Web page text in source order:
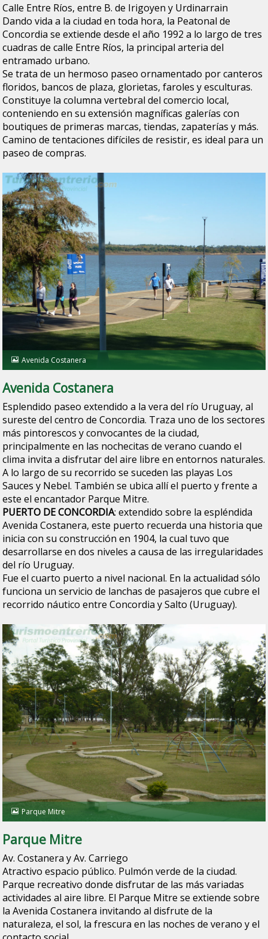
Calle Entre Ríos, entre B. de Irigoyen y Urdinarrain
Dando vida a la ciudad en toda hora, la Peatonal de
Concordia se extiende desde el año 1992 a lo largo de tres
cuadras de calle Entre Ríos, la principal arteria del
entramado urbano.
Se trata de un hermoso paseo ornamentado por canteros
floridos, bancos de plaza, glorietas, faroles y esculturas.
Constituye la columna vertebral del comercio local,
conteniendo en su extensión magníficas galerías con
boutiques de primeras marcas, tiendas, zapaterías y más.
Camino de tentaciones difíciles de resistir, es ideal para un
paseo de compras.
Avenida Costanera
Avenida Costanera
Esplendido paseo extendido a la vera del río Uruguay, al
sureste del centro de Concordia. Traza uno de los sectores
más pintorescos y convocantes de la ciudad,
principalmente en las nochecitas de verano cuando el
clima invita a disfrutar del aire libre en entornos naturales.
A lo largo de su recorrido se suceden las playas Los
Sauces y Nebel. También se ubica allí el puerto y frente a
este el encantador Parque Mitre.
PUERTO DE CONCORDIA: extendido sobre la espléndida
Avenida Costanera, este puerto recuerda una historia que
inicia con su construcción en 1904, la cual tuvo que
desarrollarse en dos niveles a causa de las irregularidades
del río Uruguay.
Fue el cuarto puerto a nivel nacional. En la actualidad sólo
funciona un servicio de lanchas de pasajeros que cubre el
recorrido náutico entre Concordia y Salto (Uruguay).
Parque Mitre
Parque Mitre
Av. Costanera y Av. Carriego
Atractivo espacio público. Pulmón verde de la ciudad.
Parque recreativo donde disfrutar de las más variadas
actividades al aire libre. El Parque Mitre se extiende sobre
la Avenida Costanera invitando al disfrute de la
naturaleza, el sol, la frescura en las noches de verano y el